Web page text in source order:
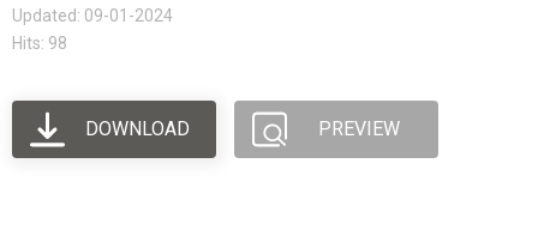
Updated: 09-01-2024
Hits: 98
DOWNLOAD PREVIEW